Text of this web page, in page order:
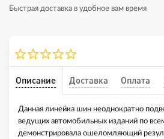
Быстрая доставка в удобное вам время
Описание Доставка Оплата
Данная линейка шин неоднократно
ведущих автомобильных изданий по
демонстрировала ошеломляющий